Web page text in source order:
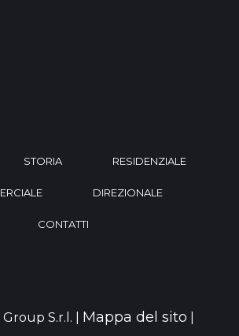
STORIA RESIDENZIALE
DIREZIONALE
CONTATTI
S.r.l. | Mappa del sito